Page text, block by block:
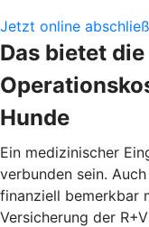
Jetzt online
Das bietet die
Hunde
Ein medizinischer
verbunden sein.
finanziell bemerkbar
Versicherung der